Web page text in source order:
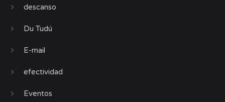
descanso
Du Tudú
E-mail
efectividad
Eventos